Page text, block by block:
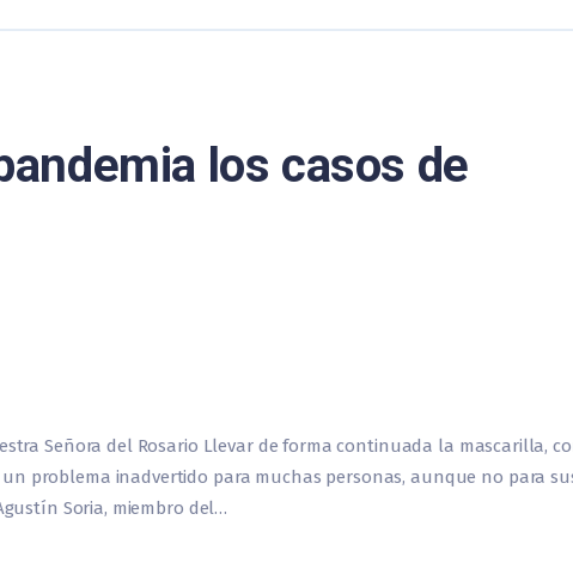
los casos de
Señora del Rosario Llevar de forma continuada la mascarilla,
problema inadvertido para muchas personas, aunque no para
Soria, miembro del…